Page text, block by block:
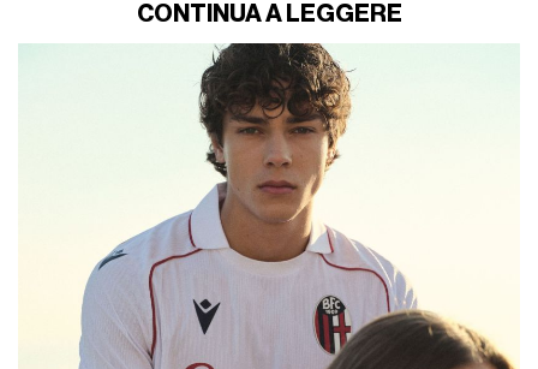
CONTINUA A LEGGERE